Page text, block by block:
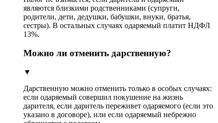
являются близкими родственниками (супруги,
родители, дети, дедушки, бабушки, внуки, братья,
сестры). В остальных случаях одаряемый платит НДФЛ
13%.
Можно ли отменить дарственную?
▼
Дарственную можно отменить только в особых случаях:
если одаряемый совершил покушение на жизнь
дарителя, если даритель переживет одаряемого (если это
указано в договоре), или если одаряемый небрежно